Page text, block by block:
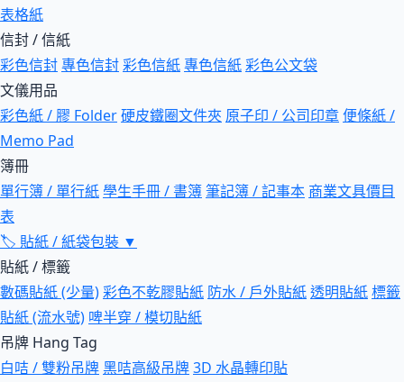
表格紙
信封 / 信紙
彩色信封專色信封彩色信紙專色信紙彩色公文袋
文儀用品
彩色紙 / 膠 Folder硬皮鐵圈文件夾 原子印 / 公司印章便條紙 /
Memo Pad
簿冊
單行簿 / 單行紙學生手冊 / 書簿筆記簿 / 記事本 商業文具價目
表
🏷 貼紙 / 紙袋包裝 ▼
貼紙 / 標籤
數碼貼紙 (少量)彩色不乾膠貼紙 防水 / 戶外貼紙透明貼紙標籤
貼紙 (流水號) 啤半穿 / 模切貼紙
吊牌 Hang Tag
白咭 / 雙粉吊牌黑咭高級吊牌3D 水晶轉印貼